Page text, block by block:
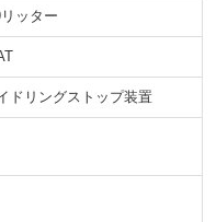
ッター
ドリングストップ装置